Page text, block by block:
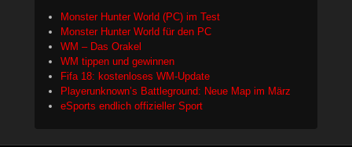
Monster Hunter World (PC) im Test
Monster Hunter World für den PC
WM – Das Orakel
WM tippen und gewinnen
Fifa 18: kostenloses WM-Update
Playerunknown’s Battleground: Neue Map im März
eSports endlich offizieller Sport